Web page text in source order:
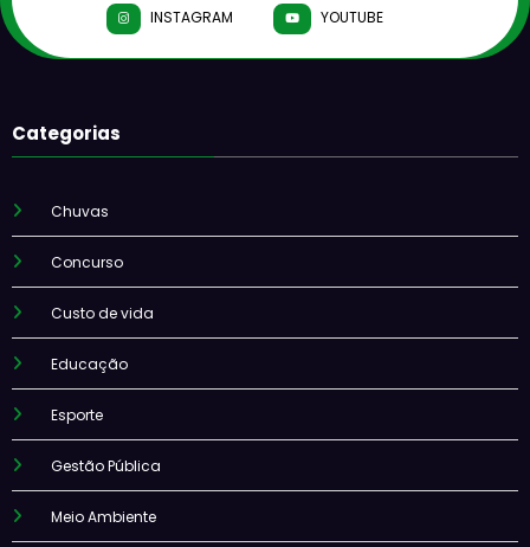
INSTAGRAM
YOUTUBE
Categorias
Chuvas
Concurso
Custo de vida
Educação
Esporte
Gestão Pública
Meio Ambiente